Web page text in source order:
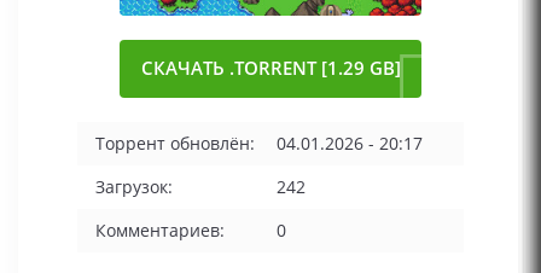
СКАЧАТЬ .TORRENT [1.29 GB]
Торрент обновлён:
04.01.2026 - 20:17
Загрузок:
242
Комментариев:
0